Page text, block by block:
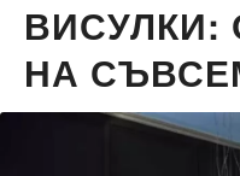
ВИСУЛКИ:
НА